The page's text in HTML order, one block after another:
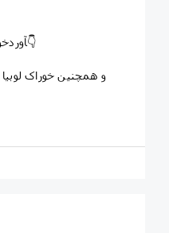
🔹خوراک لوبیا فشارخون را پایین می‎آورد👇